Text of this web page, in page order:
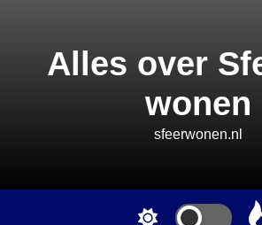
Alles over
wonen
sfeerwonen.nl